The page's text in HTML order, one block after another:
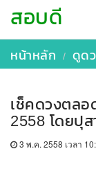
สอบดี
หน้าหลัก ดูด
เช็คดวงตล
2558 โดยปุส
3 พ.ค. 2558 เวลา